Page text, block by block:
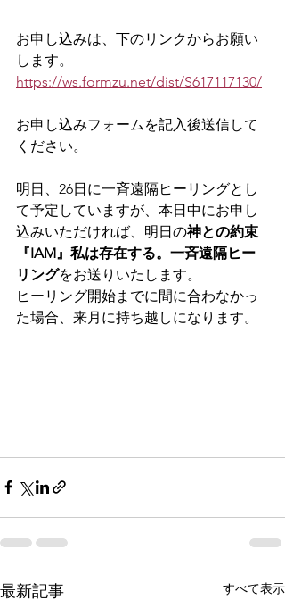
お申し込みは、下のリンクからお願い
します。
https://ws.formzu.net/dist/S617117130/
お申し込みフォームを記入後送信して
ください。
明日、26日に一斉遠隔ヒーリングとし
て予定していますが、本日中にお申し
込みいただければ、明日の神との約束
『IAM』私は存在する。一斉遠隔ヒー
リングをお送りいたします。
ヒーリング開始までに間に合わなかっ
た場合、来月に持ち越しになります。
最新記事 すべて表示